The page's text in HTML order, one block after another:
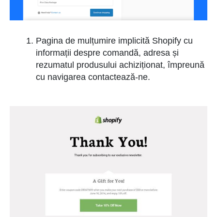
Pagina de mulțumire implicită Shopify cu
informații despre comandă, adresa și
rezumatul produsului achiziționat, împreună
cu navigarea contactează-ne.